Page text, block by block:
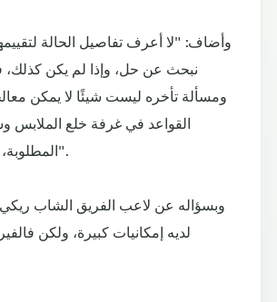
وأضاف: "لا أعرف تفاصيل الحالة
نبحث عن حل، وإذا لم يكن
ومسألة تأخره ليست شيئًا لا يمكن
القواعد في غرفة خلع الملابس
المطلوبة، والأفضل للفريق".
وبسؤاله عن لاعب الفريق الشاب
لديه إمكانيات كبيرة، ولكن